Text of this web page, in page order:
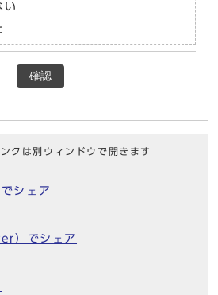
い
確認
クは別ウィンドウで開きます
シェア
）でシェア